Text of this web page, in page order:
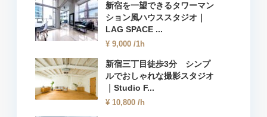
新宿を一望できるタワーマン
ション風ハウススタジオ｜
LAG SPACE ...
¥ 9,000 /1h
新宿三丁目徒歩3分 シンプ
ルでおしゃれな撮影スタジオ
｜Studio F...
¥ 10,800 /h